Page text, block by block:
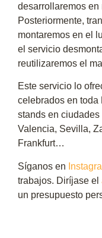
desarrollaremos en
Posteriormente,
montaremos en el
el servicio
reutilizaremos el
Este servicio lo
celebrados en toda
stands en
Valencia, Sevilla,
Frankfurt…
Síganos en
trabajos. Diríjase el
un presupuesto